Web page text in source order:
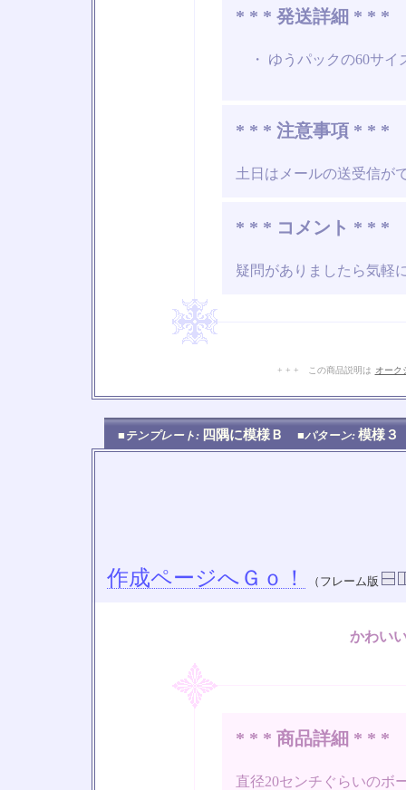
* * * 発送詳細 * * *
・ ゆうパックの60サイ
* * * 注意事項 * * *
土日はメールの送受信が
* * * コメント * * *
疑問がありましたら気軽
+ + + この商品説明は オーク
■テンプレート: 四隅に模様Ｂ ■パターン: 模様
作成ページへＧｏ！ （フレーム版
かわい
* * * 商品詳細 * * *
直径20センチぐらいのボ